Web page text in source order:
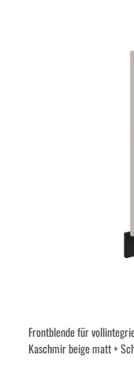
Frontblende für
Kaschmir beige matt +